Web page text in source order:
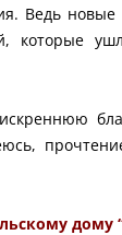
Ведь
которые
дому